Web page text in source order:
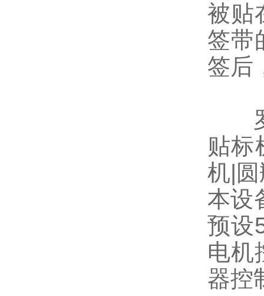
被贴
签带
签后
罗
贴标
机|
本设
预设
电机
器控